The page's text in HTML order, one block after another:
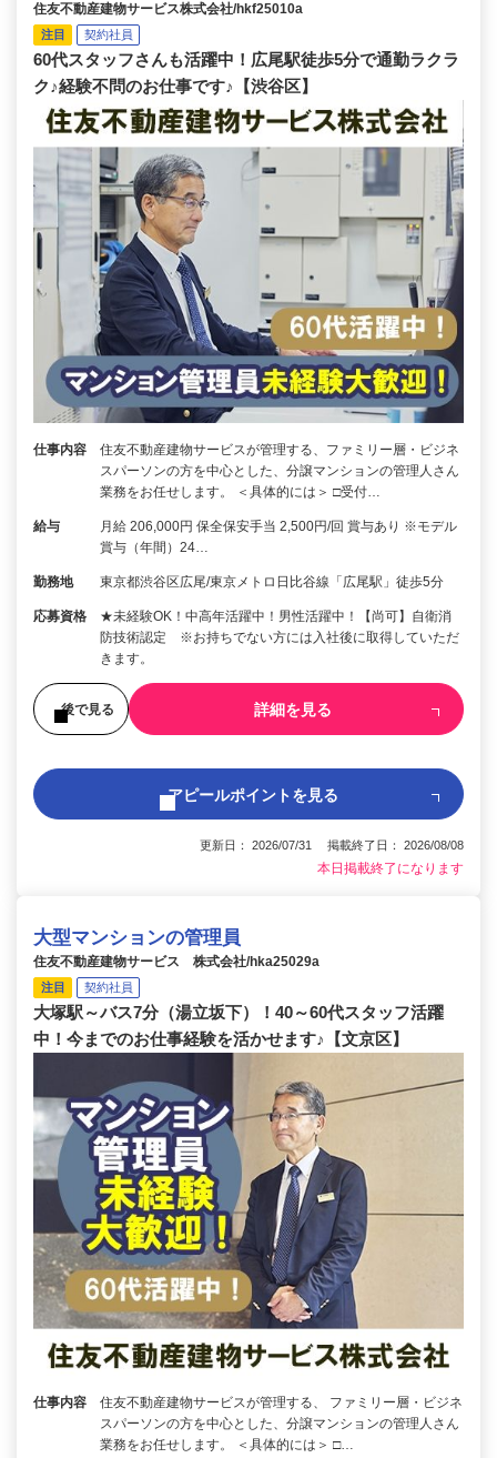
住友不動産建物サービス株式会社/hkf25010a
注目 契約社員
60代スタッフさんも活躍中！広尾駅徒歩5分で通勤ラクラ
ク♪経験不問のお仕事です♪【渋谷区】
仕事内容
住友不動産建物サービスが管理する、ファミリー層・ビジネ
スパーソンの方を中心とした、分譲マンションの管理人さん
業務をお任せします。 ＜具体的には＞ □受付…
給与
月給 206,000円 保全保安手当 2,500円/回 賞与あり ※モデル
賞与（年間）24…
勤務地 東京都渋谷区広尾/東京メトロ日比谷線「広尾駅」徒歩5分
応募資格
★未経験OK！中高年活躍中！男性活躍中！【尚可】自衛消
防技術認定 ※お持ちでない方には入社後に取得していただ
きます。
後で見る 詳細を見る
アピールポイントを見る
更新日： 2026/07/31 掲載終了日： 2026/08/08
本日掲載終了になります
大型マンションの管理員
住友不動産建物サービス 株式会社/hka25029a
注目 契約社員
大塚駅～バス7分（湯立坂下）！40～60代スタッフ活躍
中！今までのお仕事経験を活かせます♪【文京区】
仕事内容
住友不動産建物サービスが管理する、 ファミリー層・ビジネ
スパーソンの方を中心とした、分譲マンションの管理人さん
業務をお任せします。 ＜具体的には＞ □…